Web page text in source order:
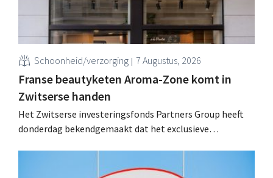
Schoonheid/verzorging 7 Augustus, 2026
Franse beautyketen Aroma-Zone komt in
Zwitserse handen
Het Zwitserse investeringsfonds Partners Group heeft
donderdag bekendgemaakt dat het exclusieve
over te nemen van de holding Eurazeo.